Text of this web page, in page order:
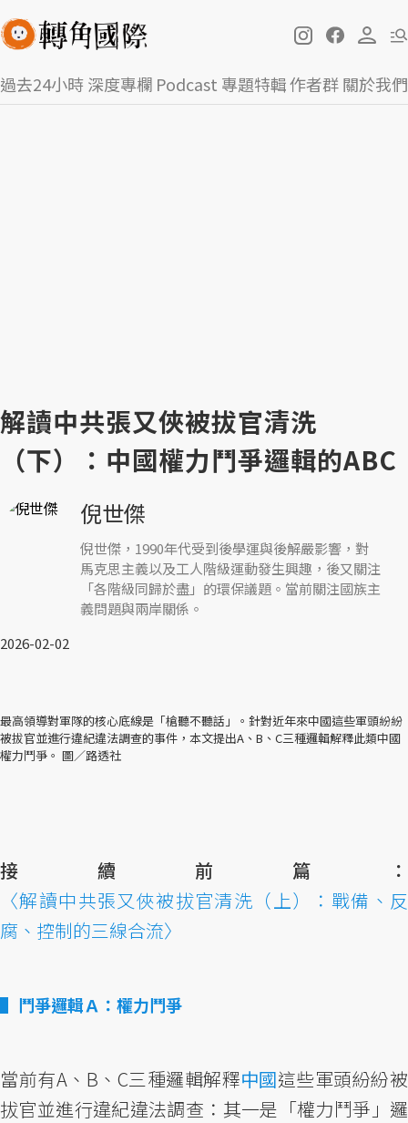
過去24小時深度專欄 Podcast 專題特輯作者群關於我們
解讀中共張又俠被拔官清洗
（下）：中國權力鬥爭邏輯的ABC
倪世傑
倪世傑，1990年代受到後學運與後解嚴影響，對
馬克思主義以及工人階級運動發生興趣，後又關注
「各階級同歸於盡」的環保議題。當前關注國族主
義問題與兩岸關係。
2026-02-02
最高領導對軍隊的核心底線是「槍聽不聽話」。針對近年來中國這些軍頭紛紛
被拔官並進行違紀違法調查的事件，本文提出A、B、C三種邏輯解釋此類中國
權力鬥爭。 圖／路透社
接續前篇：
〈解讀中共張又俠被拔官清洗（上）：戰備、反
腐、控制的三線合流〉
鬥爭邏輯Ａ：權力鬥爭
當前有A、B、C三種邏輯解釋中國這些軍頭紛紛被
拔官並進行違紀違法調查：其一是「權力鬥爭」邏